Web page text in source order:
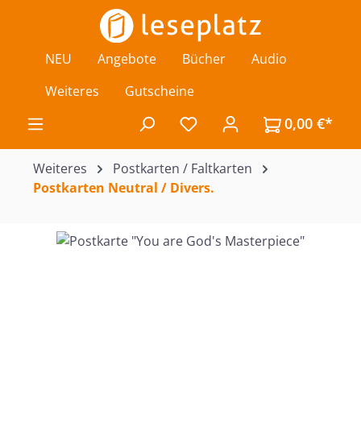
Zum Hauptinhalt springen
NEU Angebote Bücher
Audio
Weiteres
Gutscheine
Du hast 0 Produkte auf
0,00 €*
Weiteres
Postkarten / Faltkarten
Postkarten Neutral / Divers.
Bildergalerie überspringen